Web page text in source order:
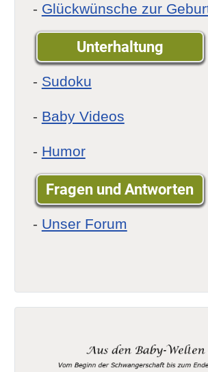
- Glückwünsche zur
Unterhaltung
- Sudoku
- Baby Videos
- Humor
Fragen und Antworten
- Unser Forum